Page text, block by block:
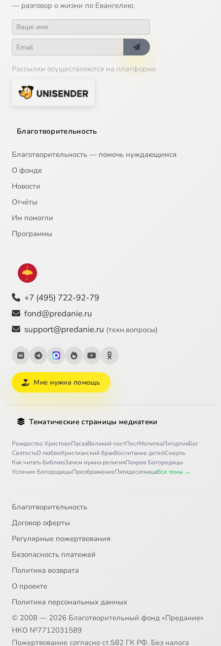
— разговор о жизни по Евангелию.
Рассылки осуществляются на платформе
Благотворительность
Благотворительность — помочь нуждающимся
О фонде
Новости
Отчёты
Им помогли
Программы
+7 (495) 722-92-79
fond@predanie.ru
support@predanie.ru (техн.вопросы)
Мне нужна помощь
Тематические страницы медиатеки
Рождество ХристовоПасхаВеликий постПостМолитваЛитургияБог
СвятостьО любвиХристианский бракВоспитание детейСмерть
Как читать БиблиюЗачем нужна религияПокров Богородицы
Успение БогородицыПреображениеПятидесятницаВсе темы →
Благотворительность
Договор оферты
Регулярные пожертвования
Безопасность платежей
Политика возврата
О проекте
Политика персональных данных
© 2008 — 2026 Благотворительный фонд «Предание»
НКО №7712031589
Пожертвование согласно ст.582 ГК РФ. Без налога